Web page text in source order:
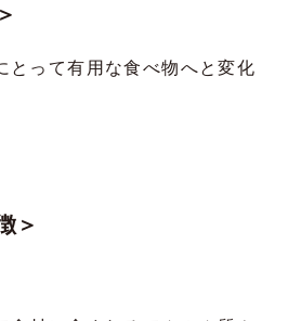
とって有用な食べ物へと変化
＞